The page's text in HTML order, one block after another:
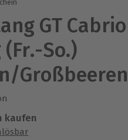
GT
(Fr.-So.)
Großbeeren
kaufen